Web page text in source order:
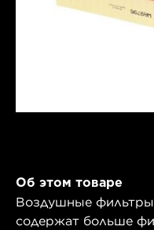
Об этом товаре
Воздушные фильтры
содержат больше